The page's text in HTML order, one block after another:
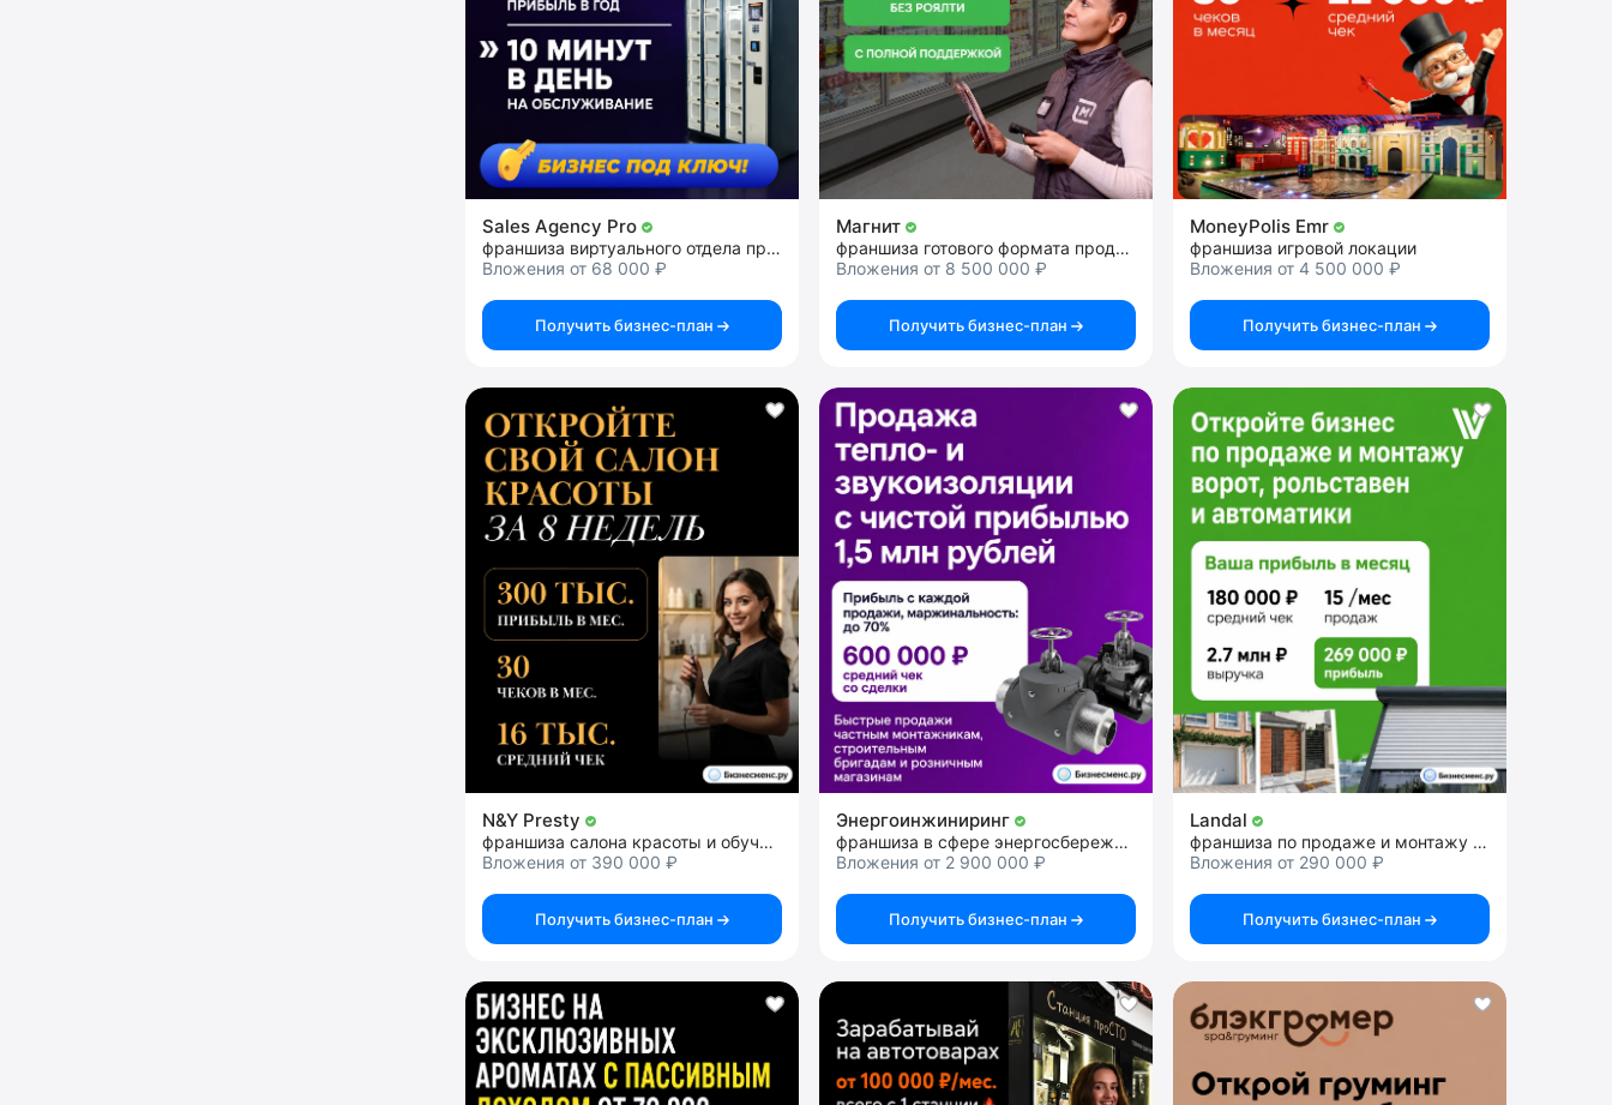
Sales Agency Pro
франшиза виртуального отдела продаж
Вложения от 68 000 ₽
Получить бизнес-план
Магнит
франшиза готового формата продуктового магазина
Вложения от 8 500 000 ₽
Получить бизнес-план
MoneyPolis Emr
франшиза игровой локации
Вложения от 4 500 000 ₽
Получить бизнес-план
N&Y Presty
франшиза салона красоты и обучающий центр бьюти индустрии
Вложения от 390 000 ₽
Получить бизнес-план
Энергоинжиниринг
франшиза в сфере энергосбережения
Вложения от 2 900 000 ₽
Получить бизнес-план
Landal
франшиза по продаже и монтажу ворот, рольставен и автоматики
Вложения от 290 000 ₽
Получить бизнес-план